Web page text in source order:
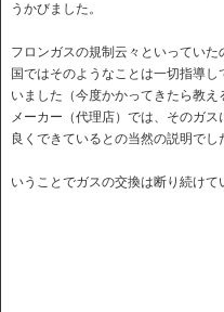
うかびました。
フロンガスの規制云々といっていた
国ではそのようなことは一切指導
いました（今度かかってきたら教
メーカー（代理店）では、そのガ
良くできているとの当然の説明でし
いうことでガスの交換は断り続けて